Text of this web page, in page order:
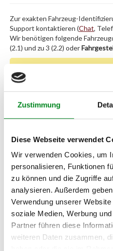
Zustimmung
Diese Webseite verwendet
Wir verwenden Cookies, um
personalisieren, Funktionen
zu können und die Zugriffe
analysieren. Außerdem
Verwendung unserer
soziale Medien, Werbung
Partner führen diese
weiteren Daten zusammen,
Zur exakten Fahrzeug-
Support kontaktieren (Chat,
Wir benötigen folgende
(2.1) und zu 3 (2.2) oder
Passendes Fahrzeug
Fahrzeug-Suche für AT-
Oder einfachim Chat
Hersteller/EU
Person
Hersteller
Unternehmensname:
TMC Turbolader Manufaktur
Adresse:
Am Wasserturm 55, Coesfeld,
info@tmc-turbo.de